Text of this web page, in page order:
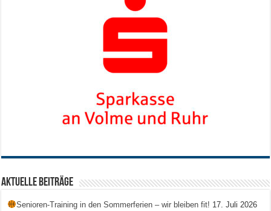
Aktuelle Beiträge
Senioren-Training in den Sommerferien – wir bleiben fit! 17. Juli 2026